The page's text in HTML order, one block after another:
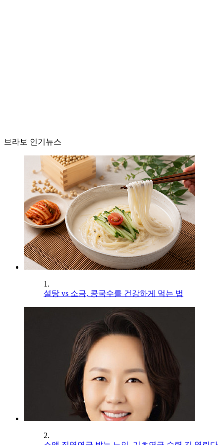
브라보 인기뉴스
1.
설탕 vs 소금, 콩국수를 건강하게 먹는 법
2.